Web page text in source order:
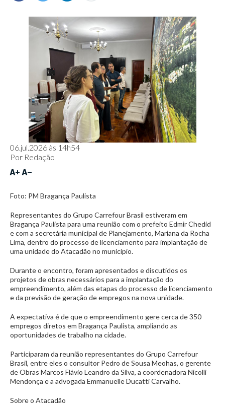
06.jul.2026 às 14h54
Por Redação
Foto: PM Bragança Paulista
Representantes do Grupo Carrefour Brasil estiveram em
Bragança Paulista para uma reunião com o prefeito Edmir Chedid
e com a secretária municipal de Planejamento, Mariana da Rocha
Lima, dentro do processo de licenciamento para implantação de
uma unidade do Atacadão no município.
Durante o encontro, foram apresentados e discutidos os
projetos de obras necessários para a implantação do
empreendimento, além das etapas do processo de licenciamento
e da previsão de geração de empregos na nova unidade.
A expectativa é de que o empreendimento gere cerca de 350
empregos diretos em Bragança Paulista, ampliando as
oportunidades de trabalho na cidade.
Participaram da reunião representantes do Grupo Carrefour
Brasil, entre eles o consultor Pedro de Sousa Meohas, o gerente
de Obras Marcos Flávio Leandro da Silva, a coordenadora Nicolli
Mendonça e a advogada Emmanuelle Ducatti Carvalho.
Sobre o Atacadão